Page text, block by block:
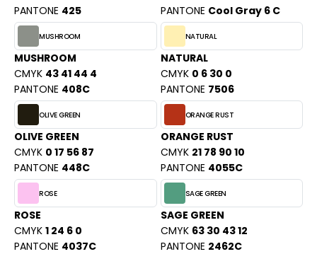
GEN
MORNING STUDIOS
SEGURIDAD
DUICK
PANTONE 425
PANTONE Cool Gray 6 C
MUSHROOM
MUSHROOM
CMYK 43 41 44 4
PANTONE 408C
NATURAL
NATURAL
CMYK 0 6 30 0
PANTONE 7506
OLIVE GREEN
OLIVE GREEN
CMYK 0 17 56 87
PANTONE 448C
ORANGE RUST
ORANGE RUST
CMYK 21 78 90 10
PANTONE 4055C
ROSE
ROSE
CMYK 1 24 6 0
PANTONE 4037C
SAGE GREEN
SAGE GREEN
CMYK 63 30 43 12
PANTONE 2462C